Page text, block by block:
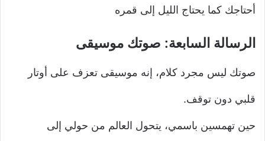
أحتاجك كما يحتاج الليل إلى قمره
الرسالة السابعة: صوتك موسيقى
صوتك ليس مجرد كلام، إنه موسيقى تعزف على أوتار
قلبي دون توقف.
حين تهمسين باسمي، يتحول العالم من حولي إلى